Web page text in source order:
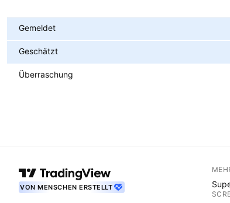
Gemeldet
Geschätzt
Überraschung
VON MENSCHEN ERSTELLT